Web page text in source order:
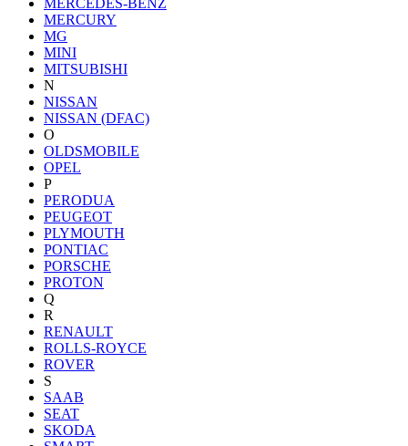
MERCEDES-BENZ
MERCURY
MG
MINI
MITSUBISHI
N
NISSAN
NISSAN (DFAC)
O
OLDSMOBILE
OPEL
P
PERODUA
PEUGEOT
PLYMOUTH
PONTIAC
PORSCHE
PROTON
Q
R
RENAULT
ROLLS-ROYCE
ROVER
S
SAAB
SEAT
SKODA